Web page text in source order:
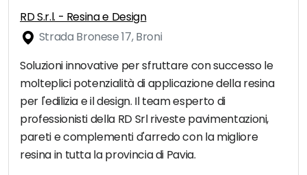
RD S.r.l. - Resina e Design
Strada Bronese 17, Broni
Soluzioni innovative per sfruttare con successo le
molteplici potenzialità di applicazione della resina
per l'edilizia e il design. Il team esperto di
professionisti della RD Srl riveste pavimentazioni,
pareti e complementi d'arredo con la migliore
resina in tutta la provincia di Pavia.